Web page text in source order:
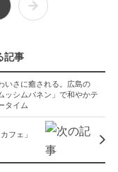
記事
いさに癒される。広島の
ッシムパネン」で和やかテ
タイム
フェ」